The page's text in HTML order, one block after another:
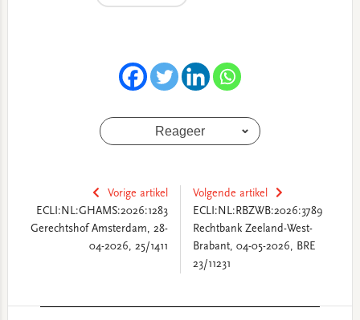
Reageer
Vorige artikel
ECLI:NL:GHAMS:2026:1283
Gerechtshof Amsterdam, 28-
04-2026, 25/1411
Volgende artikel
ECLI:NL:RBZWB:2026:3789
Rechtbank Zeeland-West-
Brabant, 04-05-2026, BRE
23/11231